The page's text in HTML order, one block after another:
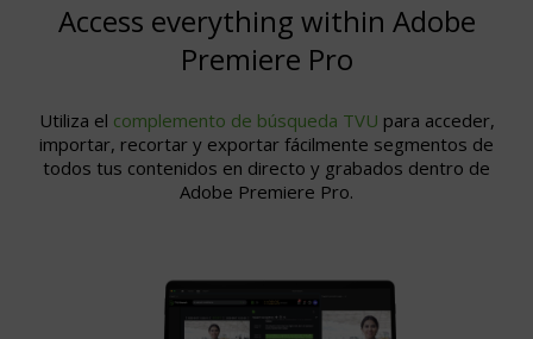
Access everything within Adobe
Premiere Pro
Utiliza el complemento de búsqueda TVU para acceder,
importar, recortar y exportar fácilmente segmentos de
todos tus contenidos en directo y grabados dentro de
Adobe Premiere Pro.